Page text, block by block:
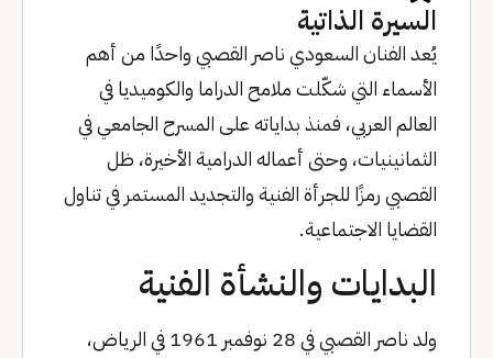
السيرة الذاتية
يُعد الفنان السعودي ناصر القصبي واحدًا من أهم
الأسماء التي شكّلت ملامح الدراما والكوميديا في
العالم العربي، فمنذ بداياته على المسرح الجامعي في
الثمانينيات، وحتى أعماله الدرامية الأخيرة، ظل
القصبي رمزًا للجرأة الفنية والتجديد المستمر في تناول
القضايا الاجتماعية.
البدايات والنشأة الفنية
ولد ناصر القصبي في 28 نوفمبر 1961 في الرياض،